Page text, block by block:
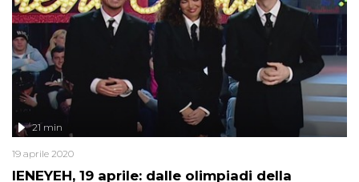
IENEYEH, 19 aprile: dalle olimpiadi della
21 min
19 aprile 2020